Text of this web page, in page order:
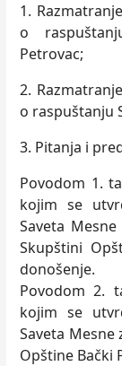
1.
o
Petrovac;
2.
o raspuštanju
3. Pitanja i
Povodom 1.
kojim se
Saveta
Skupštini
donošenje.
Povodom 2.
kojim se
Saveta
Opštine Bački